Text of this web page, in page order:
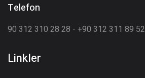
Linkler
Telefon
90 312 310 28 28 - +90 312 311 89 52